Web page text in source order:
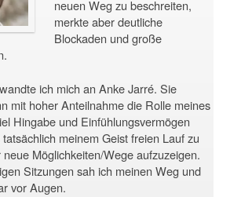
neuen Weg zu beschreiten,
merkte aber deutliche
Blockaden und große
ich mich an Anke Jarré. Sie
mit hoher Anteilnahme die Rolle meines
Hingabe und Einfühlungsvermögen
meinem Geist freien Lauf zu
Möglichkeiten/Wege aufzuzeigen.
Sitzungen sah ich meinen Weg und
vor Augen.